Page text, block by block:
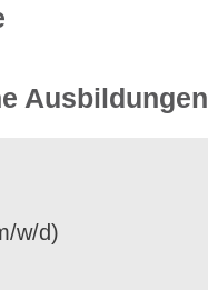
Ausbildungen
​w/​d)